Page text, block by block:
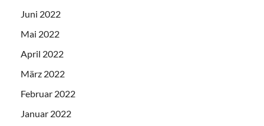
Juni 2022
Mai 2022
April 2022
März 2022
Februar 2022
Januar 2022